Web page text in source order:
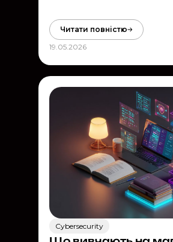
Читати повністю
19.05.2026
Cybersecurity